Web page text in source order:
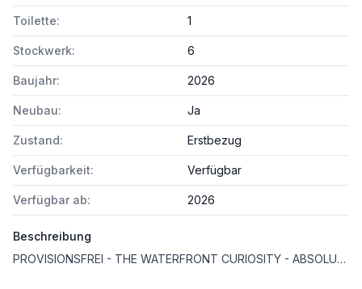
Toilette: 1
Stockwerk: 6
Baujahr: 2026
Neubau: Ja
Zustand: Erstbezug
Verfügbarkeit: Verfügbar
Verfügbar ab: 2026
Beschreibung
PROVISIONSFREI - THE WATERFRONT CURIOSITY - ABSOLUTE SELTENHEIT – EIGENGRUND BEI DER ALTEN DONAU!